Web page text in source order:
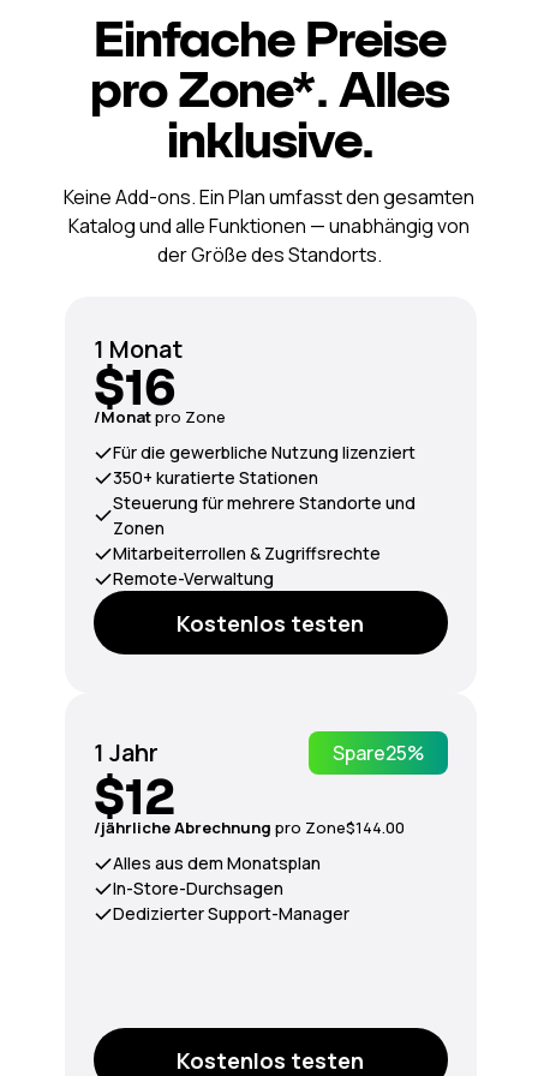
Einfache Preise
pro Zone*. Alles
inklusive.
1 Monat
$16
/Monatpro Zone
Für die gewerbliche Nutzung lizenziert
350+ kuratierte Stationen
Steuerung für mehrere Standorte und
Zonen
Mitarbeiterrollen & Zugriffsrechte
Remote-Verwaltung
Kostenlos testen
1 Jahr Spare25%
$12
/jährliche Abrechnung pro Zone$144.00
Alles aus dem Monatsplan
In-Store-Durchsagen
Dedizierter Support-Manager
Kostenlos testen
Keine Add-ons. Ein Plan umfasst den gesamten
Katalog und alle Funktionen — unabhängig von
der Größe des Standorts.